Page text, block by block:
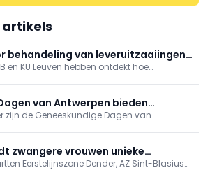
behandeling van leveruitzaaiingen
en KU Leuven hebben ontdekt hoe
van Antwerpen bieden
zijn de Geneeskundige Dagen van
zwangere vrouwen unieke
Eerstelijnszone Dender, AZ Sint-Blasius